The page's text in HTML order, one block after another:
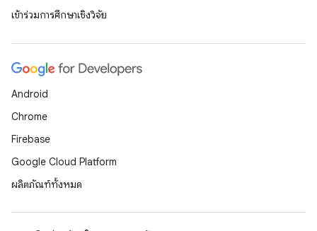
เข้าร่วมการศึกษาเชิงวิจัย
Android
Chrome
Firebase
Google Cloud Platform
ผลิตภัณฑ์ทั้งหมด